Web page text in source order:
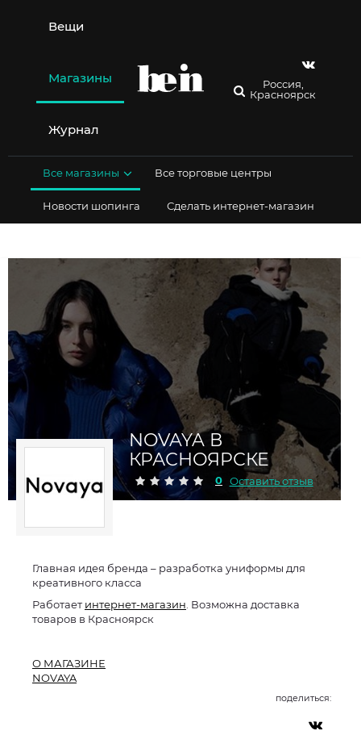
содержимому
Вещи
Магазины
Журнал
Россия,
Красноярск
Все магазины Все торговые центры
Новости шопинга Сделать интернет-магазин
NOVAYA В
КРАСНОЯРСКЕ
0 Оставить отзыв
Главная идея бренда – разработка униформы для
креативного класса
Работаетинтернет-магазин . Возможна доставка
товаров в Красноярск
О МАГАЗИНЕ
NOVAYA
поделиться: